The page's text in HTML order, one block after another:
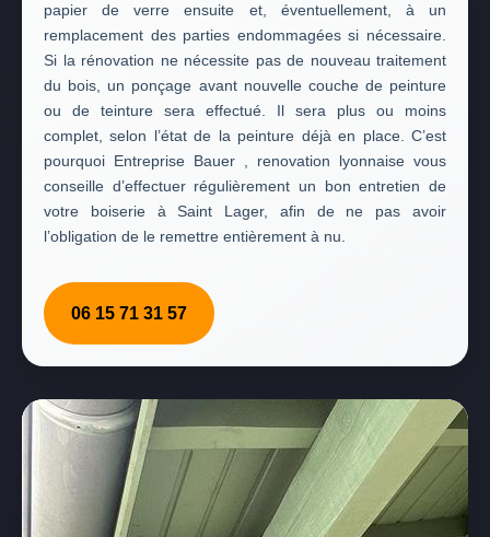
papier de verre ensuite et, éventuellement, à un
remplacement des parties endommagées si nécessaire.
Si la rénovation ne nécessite pas de nouveau traitement
du bois, un ponçage avant nouvelle couche de peinture
ou de teinture sera effectué. Il sera plus ou moins
complet, selon l’état de la peinture déjà en place. C’est
pourquoi Entreprise Bauer , renovation lyonnaise vous
conseille d’effectuer régulièrement un bon entretien de
votre boiserie à Saint Lager, afin de ne pas avoir
l’obligation de le remettre entièrement à nu.
06 15 71 31 57